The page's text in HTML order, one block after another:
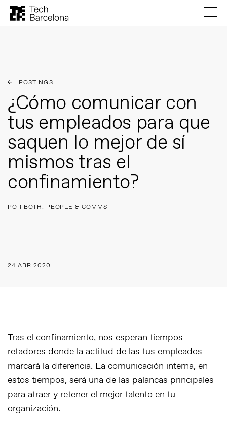
POSTINGS
¿Cómo comunicar con
tus empleados para que
saquen lo mejor de sí
mismos tras el
confinamiento?
POR BOTH. PEOPLE & COMMS
24 ABR 2020
Tras el confinamiento, nos esperan tiempos
retadores donde la actitud de las tus empleados
marcará la diferencia. La comunicación interna, en
estos tiempos, será una de las palancas principales
para atraer y retener el mejor talento en tu
organización.